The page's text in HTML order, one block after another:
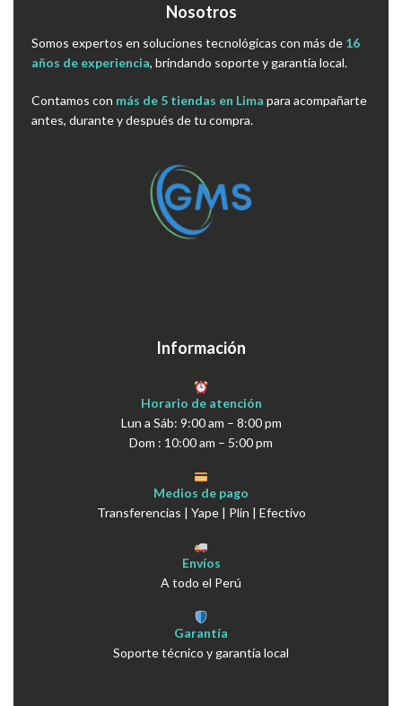
Nosotros
Somos expertos en soluciones tecnológicas con más de 16
años de experiencia, brindando soporte y garantía local.
Contamos con más de 5 tiendas en Lima para acompañarte
antes, durante y después de tu compra.
Información
Horario de atención
Lun a Sáb: 9:00 am – 8:00 pm
Dom : 10:00 am – 5:00 pm
Medios de pago
Transferencias | Yape | Plin | Efectivo
Envíos
A todo el Perú
Garantía
Soporte técnico y garantía local